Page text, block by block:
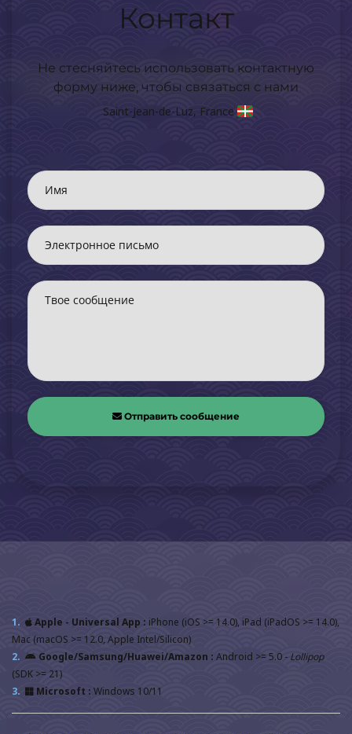
Контакт
Не стесняйтесь использовать контактную
форму ниже, чтобы связаться с нами
Saint-Jean-de-Luz, France
Имя
Электронное письмо
Твое сообщение
Отправить сообщение
1. Apple - Universal App : iPhone (iOS >= 14.0), iPad (iPadOS >= 14.0),
Mac (macOS >= 12.0, Apple Intel/Silicon)
2.
Google/Samsung/Huawei/Amazon : Android >= 5.0 - Lollipop
(SDK >= 21)
3.
Microsoft : Windows 10/11